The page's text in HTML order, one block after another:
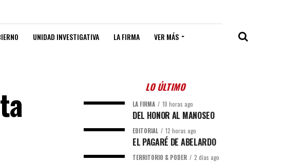
UNIDAD INVESTIGATIVA LA FIRMA VER MÁS
LO ÚLTIMO
LA FIRMA 10 horas ago
DEL HONOR AL MANOSEO
EDITORIAL 12 horas ago
EL PAGARÉ DE ABELARDO
TERRITORIO & PODER 2 días ago